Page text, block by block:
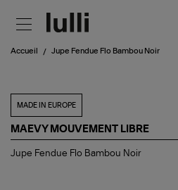
Accueil Jupe Fendue Flo Bambou Noir
MADE IN EUROPE
MAEVY MOUVEMENT LIBRE
Jupe
Jupe Fendue Flo Bambou Noir